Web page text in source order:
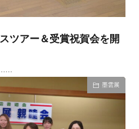
ツアー＆受賞祝賀会を開
墨雲展